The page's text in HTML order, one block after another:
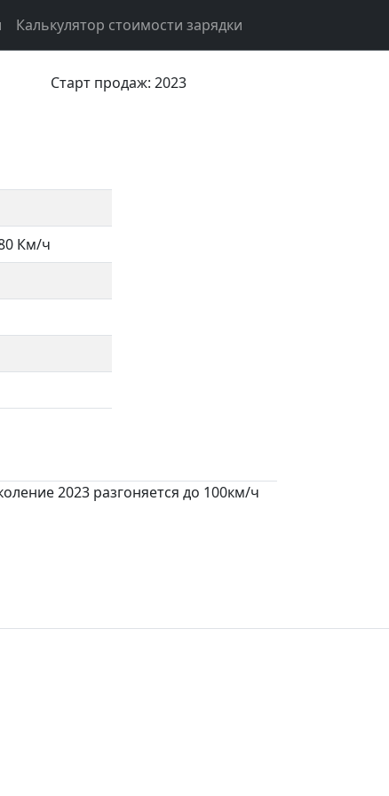
Калькулятор стоимости зарядки
Старт продаж: 2023
Км/ч
2023 разгоняется до 100км/ч